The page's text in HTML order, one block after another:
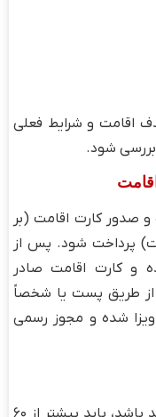
اقامت و شرایط فعلی
بررسی شود.
و صدور کارت اقامت (بر
پرداخت شود. پس از
و کارت اقامت صادر
طریق پست یا شخصاً
شده و مجوز رسمی